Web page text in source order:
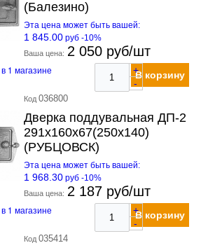
(Балезино)
Эта цена может быть вашей:
1 845.00 руб -10%
Ваша цена: 2 050 руб/шт
в 1 магазине
+
-
В корзину
Код 036800
Дверка поддувальная ДП-2
291х160х67(250х140)
(РУБЦОВСК)
Эта цена может быть вашей:
1 968.30 руб -10%
Ваша цена: 2 187 руб/шт
в 1 магазине
+
-
В корзину
Код 035414